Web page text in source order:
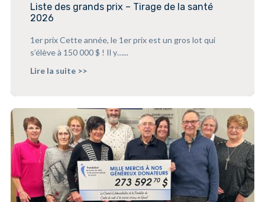
Liste des grands prix – Tirage de la santé
2026
1er prix Cette année, le 1er prix est un gros lot qui
s’élève à 150 000 $ ! Il y…...
Lire la suite >>